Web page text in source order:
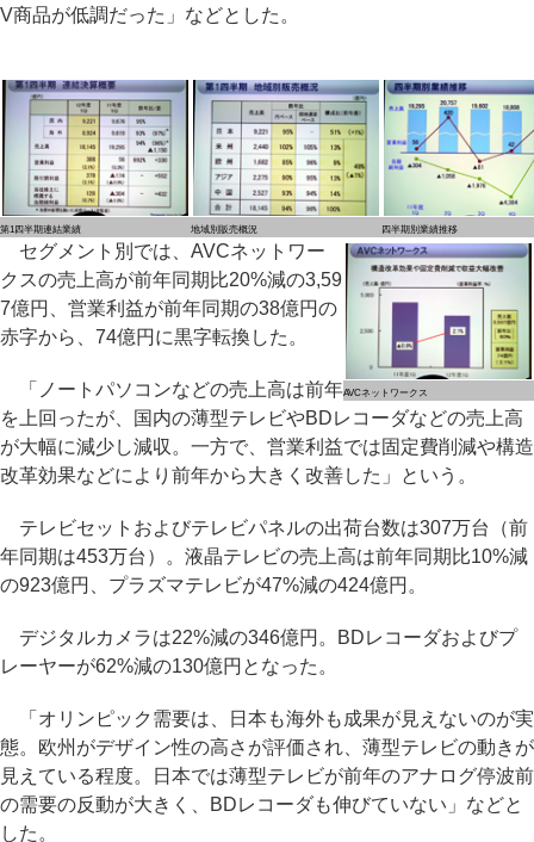
V商品が低調だった」などとした。
第1四半期連結業績 地域別販売概況 四半期別業績推移
AVCネットワークス
セグメント別では、AVCネットワー
クスの売上高が前年同期比20%減の3,59
7億円、営業利益が前年同期の38億円の
赤字から、74億円に黒字転換した。
「ノートパソコンなどの売上高は前年
を上回ったが、国内の薄型テレビやBDレコーダなどの売上高
が大幅に減少し減収。一方で、営業利益では固定費削減や構造
改革効果などにより前年から大きく改善した」という。
テレビセットおよびテレビパネルの出荷台数は307万台（前
年同期は453万台）。液晶テレビの売上高は前年同期比10%減
の923億円、プラズマテレビが47%減の424億円。
デジタルカメラは22%減の346億円。BDレコーダおよびプ
レーヤーが62%減の130億円となった。
「オリンピック需要は、日本も海外も成果が見えないのが実
態。欧州がデザイン性の高さが評価され、薄型テレビの動きが
見えている程度。日本では薄型テレビが前年のアナログ停波前
の需要の反動が大きく、BDレコーダも伸びていない」などと
した。